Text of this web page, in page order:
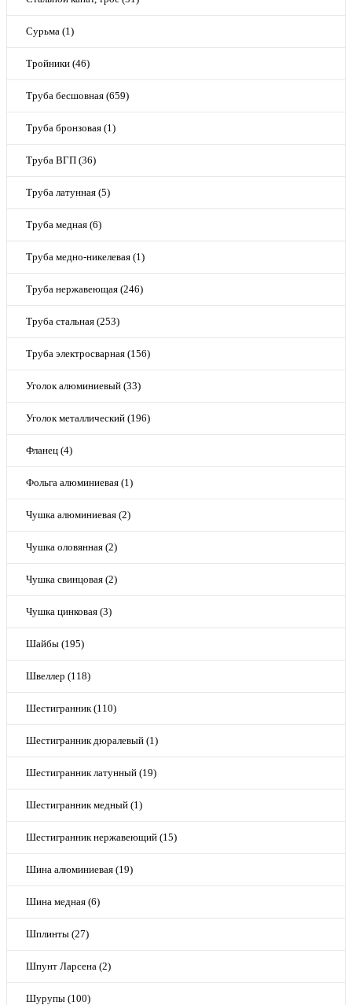
Сурьма (1)
Тройники (46)
Труба бесшовная (659)
Труба бронзовая (1)
Труба ВГП (36)
Труба латунная (5)
Труба медная (6)
Труба медно-никелевая (1)
Труба нержавеющая (246)
Труба стальная (253)
Труба электросварная (156)
Уголок алюминиевый (33)
Уголок металлический (196)
Фланец (4)
Фольга алюминиевая (1)
Чушка алюминиевая (2)
Чушка оловянная (2)
Чушка свинцовая (2)
Чушка цинковая (3)
Шайбы (195)
Швеллер (118)
Шестигранник (110)
Шестигранник дюралевый (1)
Шестигранник латунный (19)
Шестигранник медный (1)
Шестигранник нержавеющий (15)
Шина алюминиевая (19)
Шина медная (6)
Шплинты (27)
Шпунт Ларсена (2)
Шурупы (100)